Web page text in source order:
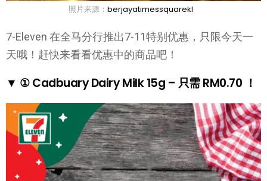
照片来源： berjayatimessquarekl
7-Eleven 在全马分行推出7-11特别优惠，只限今天一
天哦！赶快来看看优惠中的商品吧！
▼ ① Cadbuary Dairy Milk 15g – 只需 RM0.70 ！